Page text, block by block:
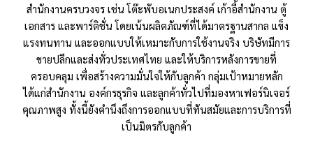
สำนักงานครบวงจร เช่น โต๊ะพับอเนกประสงค์ เก้าอี้สำนักงาน ตู้
เอกสาร และพาร์ติชั่น โดยเน้นผลิตภัณฑ์ที่ได้มาตรฐานสากล แข็ง
แรงทนทาน และออกแบบให้เหมาะกับการใช้งานจริง บริษัทมีการ
ขายปลีกและส่งทั่วประเทศไทย และให้บริการหลังการขายที่
ครอบคลุม เพื่อสร้างความมั่นใจให้กับลูกค้า กลุ่มเป้าหมายหลัก
ได้แก่สำนักงาน องค์กรธุรกิจ และลูกค้าทั่วไปที่มองหาเฟอร์นิเจอร์
คุณภาพสูง ทั้งนี้ยังคำนึงถึงการออกแบบที่ทันสมัยและการบริการที่
เป็นมิตรกับลูกค้า